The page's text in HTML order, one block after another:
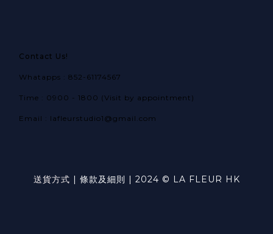
Contact Us!
Whatapps : 852-61174567
Time : 0900 - 1800 (Visit by appointment)
Email : lafleurstudio1@gmail.com
送貨方式 | 條款及細則 | 2024 © LA FLEUR HK